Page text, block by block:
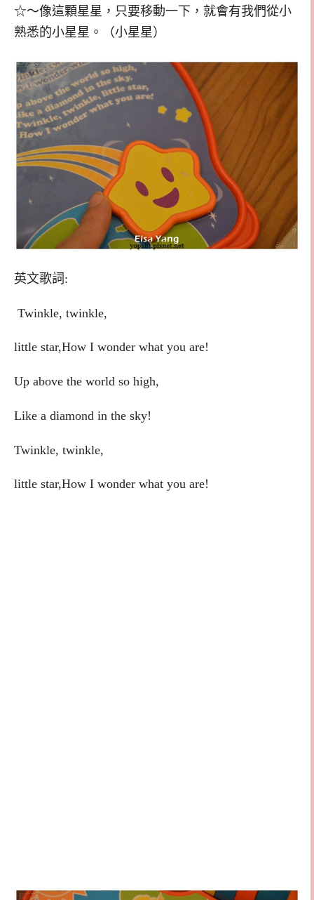
☆～像這顆星星，只要移動一下，就會有我們從小
熟悉的小星星。（小星星）
英文歌詞:
Twinkle, twinkle,
little star,How I wonder what you are!
Up above the world so high,
Like a diamond in the sky!
Twinkle, twinkle,
little star,How I wonder what you are!